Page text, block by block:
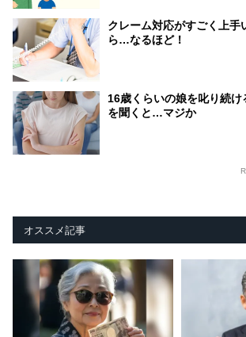
クレーム対応がすごく上手
ら…なるほど！
16歳くらいの娘を叱り続
を聞くと…マジか
オススメ記事